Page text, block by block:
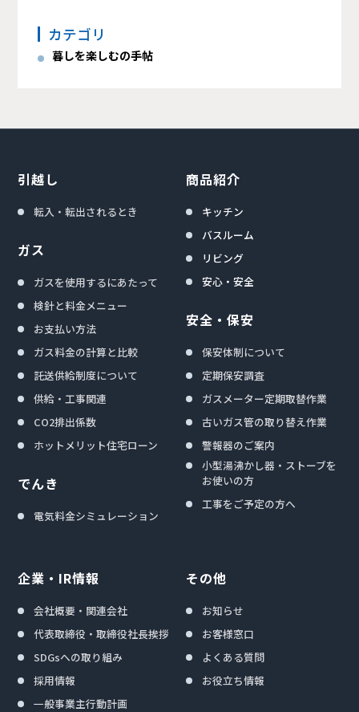
カテゴリ
暮しを楽しむの手帖
引越し
転入・転出されるとき
ガス
ガスを使用するにあたって
検針と料金メニュー
お支払い方法
ガス料金の計算と比較
託送供給制度について
供給・工事関連
CO2排出係数
ホットメリット住宅ローン
でんき
電気料金シミュレーション
商品紹介
キッチン
バスルーム
リビング
安心・安全
安全・保安
保安体制について
定期保安調査
ガスメーター定期取替作業
古いガス管の取り替え作業
警報器のご案内
小型湯沸かし器・ストーブを
お使いの方
工事をご予定の方へ
企業・IR情報
会社概要・関連会社
代表取締役・取締役社長挨拶
SDGsへの取り組み
採用情報
一般事業主行動計画
その他
お知らせ
お客様窓口
よくある質問
お役立ち情報